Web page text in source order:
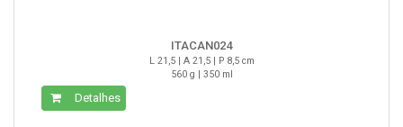
ITACAN024
L 21,5 | A 21,5 | P 8,5 cm
560 g | 350 ml
Detalhes